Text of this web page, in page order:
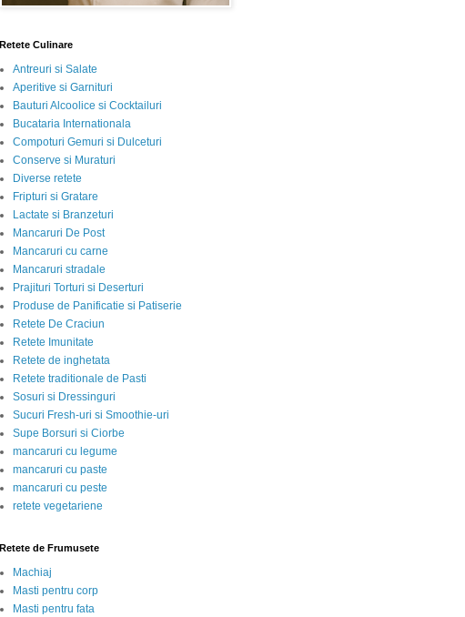
Retete Culinare
Antreuri si Salate
Aperitive si Garnituri
Bauturi Alcoolice si Cocktailuri
Bucataria Internationala
Compoturi Gemuri si Dulceturi
Conserve si Muraturi
Diverse retete
Fripturi si Gratare
Lactate si Branzeturi
Mancaruri De Post
Mancaruri cu carne
Mancaruri stradale
Prajituri Torturi si Deserturi
Produse de Panificatie si Patiserie
Retete De Craciun
Retete Imunitate
Retete de inghetata
Retete traditionale de Pasti
Sosuri si Dressinguri
Sucuri Fresh-uri si Smoothie-uri
Supe Borsuri si Ciorbe
mancaruri cu legume
mancaruri cu paste
mancaruri cu peste
retete vegetariene
Retete de Frumusete
Machiaj
Masti pentru corp
Masti pentru fata